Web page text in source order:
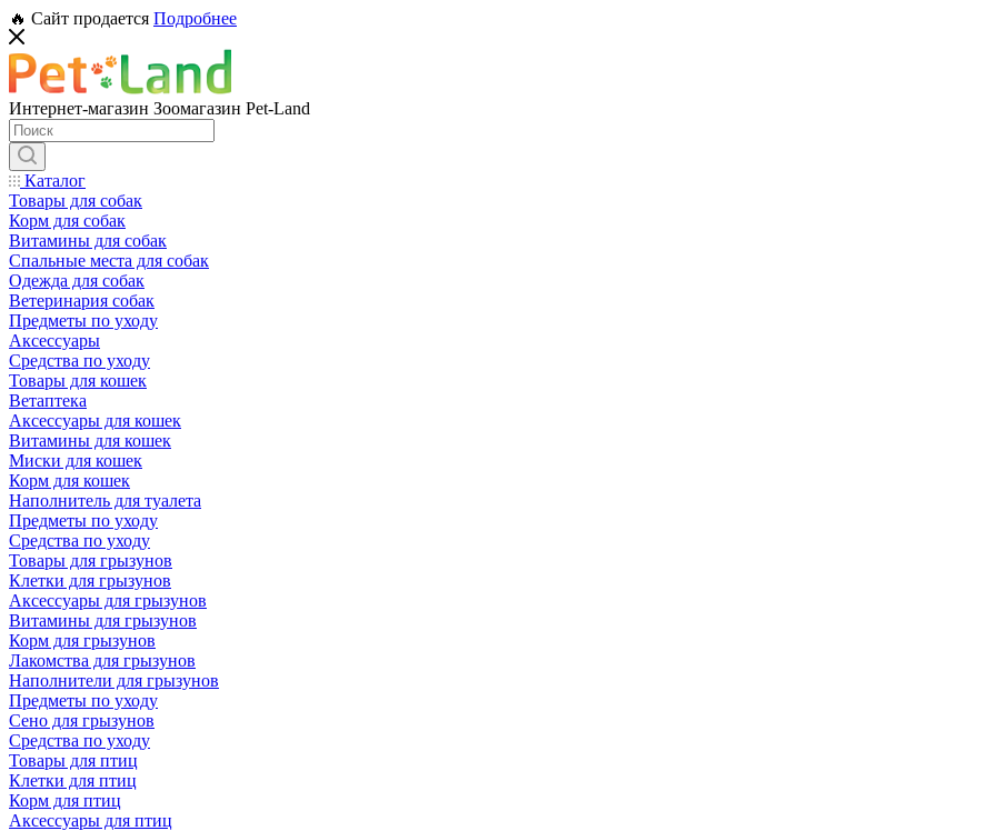
🔥 Сайт продается Подробнее
Интернет-магазин Зоомагазин Pet-Land
Каталог
Товары для собак
Корм для собак
Витамины для собак
Спальные места для собак
Одежда для собак
Ветеринария собак
Предметы по уходу
Аксессуары
Средства по уходу
Товары для кошек
Ветаптека
Аксессуары для кошек
Витамины для кошек
Миски для кошек
Корм для кошек
Наполнитель для туалета
Предметы по уходу
Средства по уходу
Товары для грызунов
Клетки для грызунов
Аксессуары для грызунов
Витамины для грызунов
Корм для грызунов
Лакомства для грызунов
Наполнители для грызунов
Предметы по уходу
Сено для грызунов
Средства по уходу
Товары для птиц
Клетки для птиц
Корм для птиц
Аксессуары для птиц